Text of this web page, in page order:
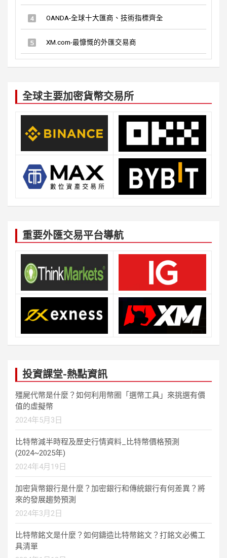
OANDA-全球十大匯商、技術指標齊全
XM.com-最慷慨的外匯交易商
全球主要加密貨幣交易所
重要外匯交易平台導航
投資課堂-熱點資訊
殭屍代幣是什麼？如何利用幣圈「選幣工具」來挑選有價
值的虛擬幣
2024年5月3日
比特幣減半時程及歷史行情資料_比特幣價格預測
(2024~2025年)
2024年4月19日
加密貨幣銀行是什麼？加密銀行和傳統銀行有何差異？將
來的發展趨勢預測
2024年3月2日
比特幣銘文是什麼？如何鑄造比特幣銘文？打銘文必備工
具清單